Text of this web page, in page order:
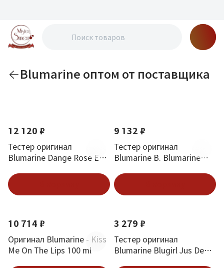
Blumarine оптом от поставщика
12 120 ₽
Тестер оригинал
Blumarine Dange Rose Edp
9 132 ₽
Тестер оригинал
Blumarine B. Blumarine
10 714 ₽
Оригинал Blumarine - Kiss
Me On The Lips 100 ml
3 279 ₽
Тестер оригинал
Blumarine Blugirl Jus De